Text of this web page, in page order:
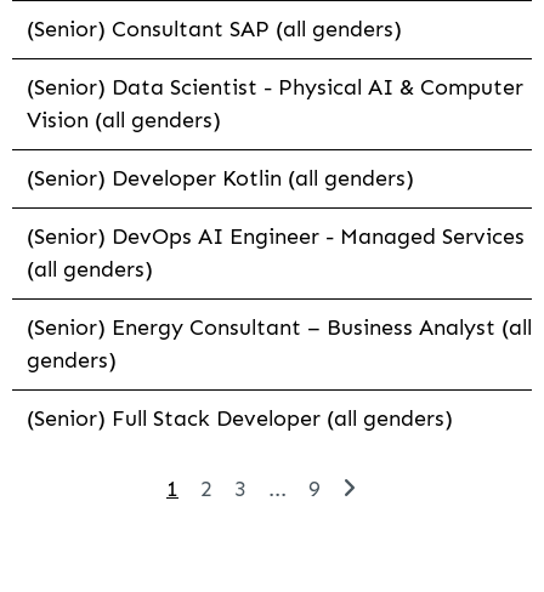
(Senior) Consultant SAP (all genders)
(Senior) Data Scientist - Physical AI & Computer
Vision (all genders)
(Senior) Developer Kotlin (all genders)
(Senior) DevOps AI Engineer - Managed Services
(all genders)
(Senior) Energy Consultant – Business Analyst (all
genders)
(Senior) Full Stack Developer (all genders)
1 2 3 ... 9